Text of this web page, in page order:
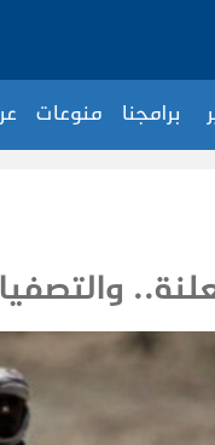
برامجنا منوعات